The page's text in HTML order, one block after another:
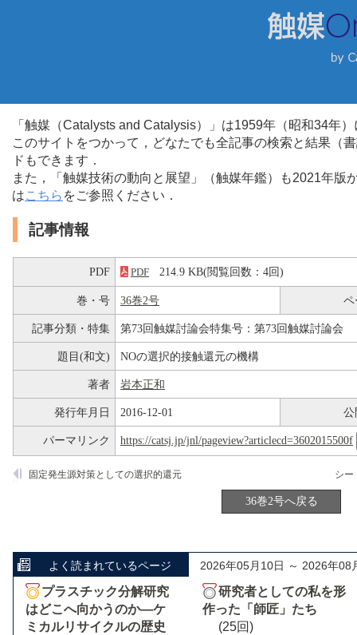
「触媒（Catalysts and Catalysis）」は1959年（昭和34年
このサイトをつかって，どなたでも全記事の検索と結果（
ドもできます．
また，「触媒技術の動向と展望」（触媒年鑑）も2021年
はこちら をご参照ください．
記事情報
PDF PDF 214.9 KB(閲覧回数：4回)
巻・号 36巻2号 ペ
記事分類・特集 第73回触媒討論会特集号：第73回触媒討論会
題目(和文) NOの選択的接触還元の機構
著者 岩本正和
発行年月日 2016-12-01 公
パーマリンク https://catsj.jp/jnl/pageview?articlecd=3602015500f
固定発生源対策としての選択的還元
36巻2号へ戻る
よく読まれているページ 2026年05月10日 ～ 2026年08
プラスチック分解研究
はどこへ向かうのか―ケ
ミカルリサイクルの歴史
研究者としての私を形
作った「師匠」たち
(25回)